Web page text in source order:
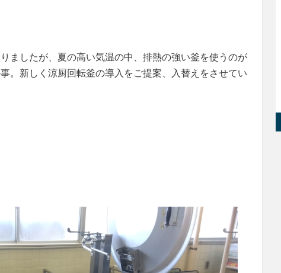
ましたが、夏の高い気温の中、排熱の強い釜を使うのが
。新しく涼厨回転釜の導入をご提案、入替えをさせてい